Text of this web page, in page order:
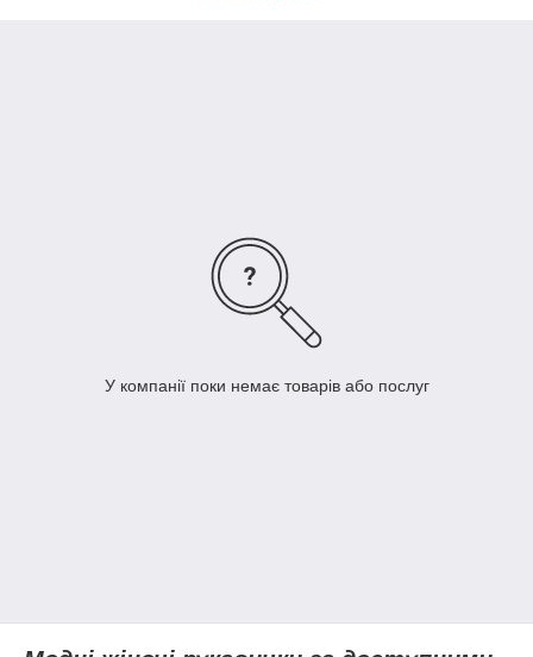
У компанії поки немає товарів або послуг